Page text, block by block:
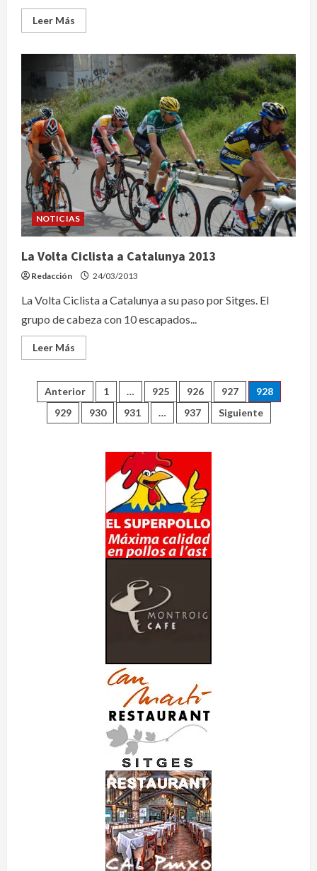
Leer Más
más
Rodaje
en
Sitges
de
«Ismael»
NOTICIAS
La Volta Ciclista a Catalunya 2013
Redacción 24/03/2013
La Volta Ciclista a Catalunya a su paso por Sitges. El
grupo de cabeza con 10 escapados...
Leer Más
más
Volta
Ciclista
Catalunya
Navegación
Anterior 1 … 925 926 927
928
929
930 931 … 937 Siguiente